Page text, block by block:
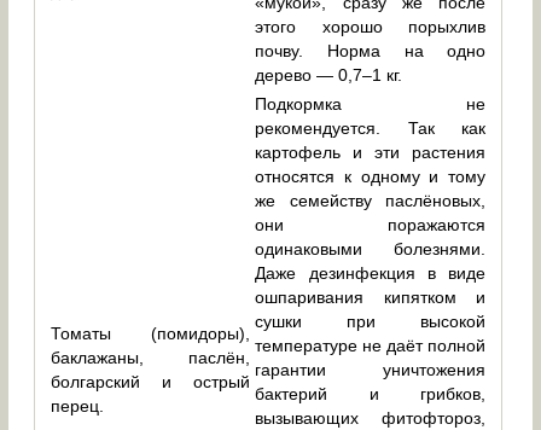
этого хорошо порыхлив
почву. Норма на одно
дерево — 0,7–1 кг.
Томаты (помидоры),
баклажаны, паслён,
болгарский и острый
перец.
Подкормка не
рекомендуется. Так как
картофель и эти растения
относятся к одному и тому
же семейству паслёновых,
они поражаются
одинаковыми болезнями.
Даже дезинфекция в виде
ошпаривания кипятком и
сушки при высокой
температуре не даёт полной
гарантии уничтожения
бактерий и грибков,
вызывающих фитофтороз,